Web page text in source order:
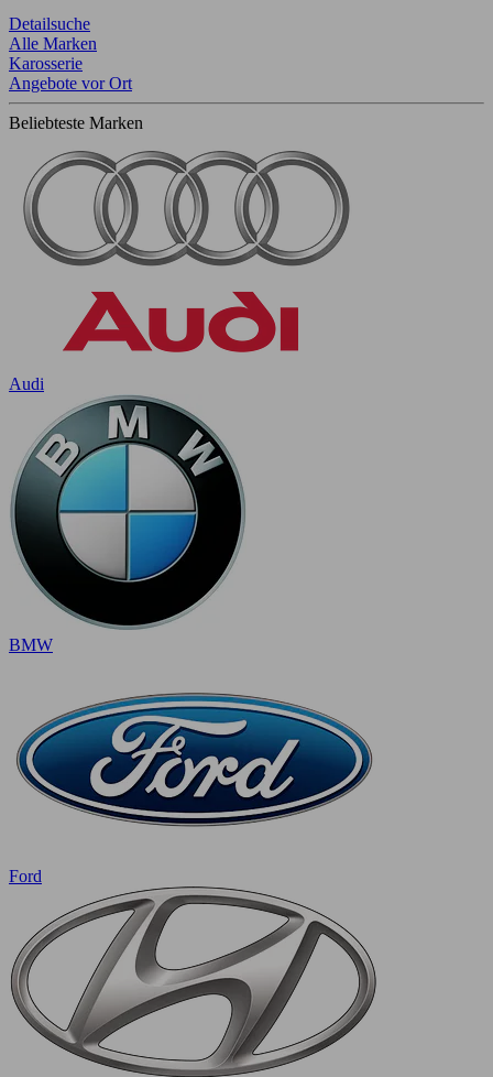
Detailsuche
Alle Marken
Karosserie
Angebote vor Ort
Beliebteste Marken
Audi
BMW
Ford